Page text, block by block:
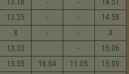
13.25 - -
14.58
X - - X
13.33 . -
15.06
13.35 16.04 11.05
15.09